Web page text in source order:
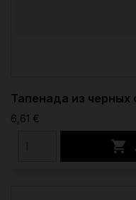
Тапенада из черных
6,61 €
